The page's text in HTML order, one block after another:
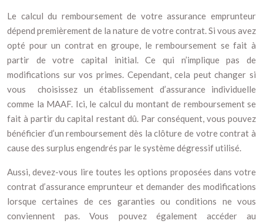
Le calcul du remboursement de votre assurance emprunteur
dépend premièrement de la nature de votre contrat. Si vous avez
opté pour un contrat en groupe, le remboursement se fait à
partir de votre capital initial. Ce qui n’implique pas de
modifications sur vos primes. Cependant, cela peut changer si
vous choisissez un établissement d’assurance individuelle
comme la MAAF. Ici, le calcul du montant de remboursement se
fait à partir du capital restant dû. Par conséquent, vous pouvez
bénéficier d’un remboursement dès la clôture de votre contrat à
cause des surplus engendrés par le système dégressif utilisé.
Aussi, devez-vous lire toutes les options proposées dans votre
contrat d’assurance emprunteur et demander des modifications
lorsque certaines de ces garanties ou conditions ne vous
conviennent pas. Vous pouvez également accéder au